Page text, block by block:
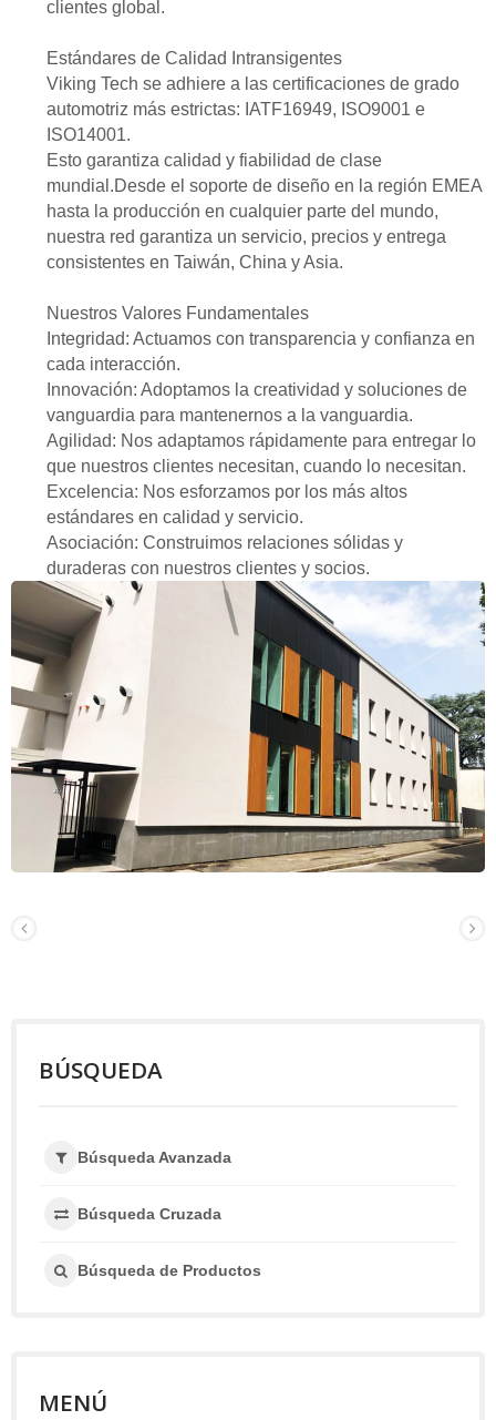
clientes global.
Estándares de Calidad Intransigentes
Viking Tech se adhiere a las certificaciones de grado
automotriz más estrictas: IATF16949, ISO9001 e
ISO14001.
Esto garantiza calidad y fiabilidad de clase
mundial.Desde el soporte de diseño en la región EMEA
hasta la producción en cualquier parte del mundo,
nuestra red garantiza un servicio, precios y entrega
consistentes en Taiwán, China y Asia.
Nuestros Valores Fundamentales
Integridad: Actuamos con transparencia y confianza en
cada interacción.
Innovación: Adoptamos la creatividad y soluciones de
vanguardia para mantenernos a la vanguardia.
Agilidad: Nos adaptamos rápidamente para entregar lo
que nuestros clientes necesitan, cuando lo necesitan.
Excelencia: Nos esforzamos por los más altos
estándares en calidad y servicio.
Asociación: Construimos relaciones sólidas y
duraderas con nuestros clientes y socios.
BÚSQUEDA
Búsqueda Avanzada
Búsqueda Cruzada
Búsqueda de Productos
MENÚ